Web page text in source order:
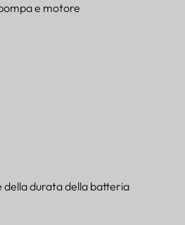
e motore
durata della batteria